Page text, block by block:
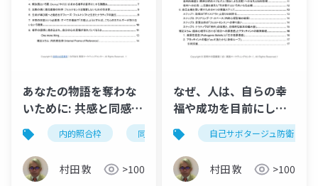
あなたの物語を奪わな
いために: 共感と同感の
境界線 〜よかれと思っ
た「分かる」のあとに
訪れる ちいさな窒息〜
内的照合枠 同感 共感 ソマティック・マ
村田 敦 >100
なぜ、人は、自らの幸
福や成功を目前にし
て、それを自ら破壊し
てしまうのか：哀しき
忠誠の解体と実存的自
律の回復
自己サボタージュ防衛
村田 敦 >100